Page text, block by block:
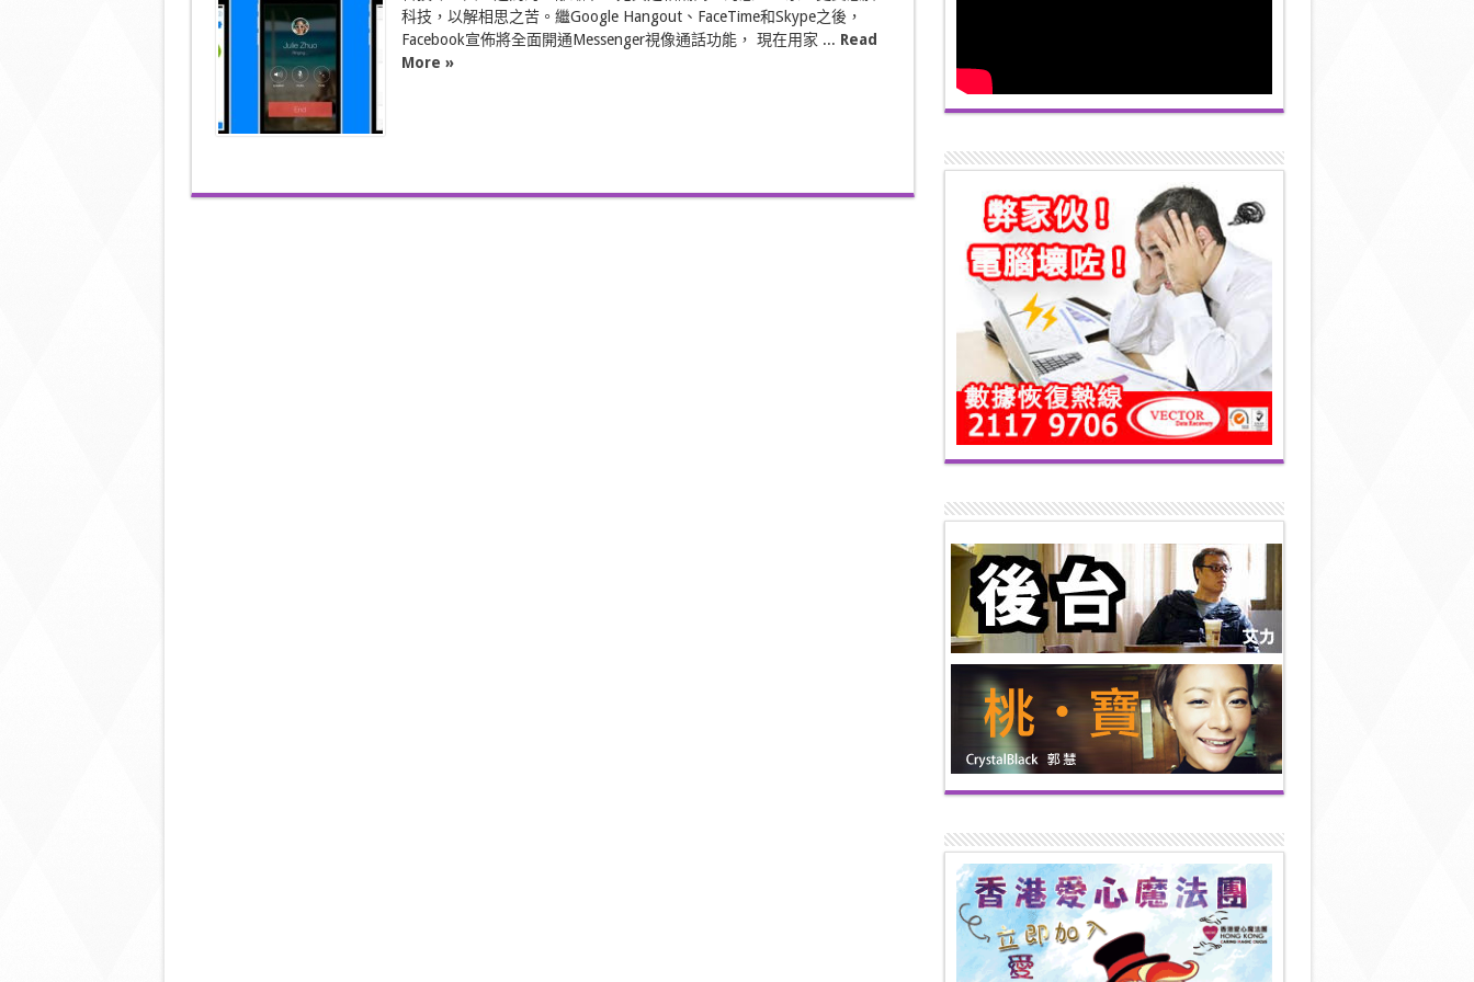
Messenger
保
持
視
像
通
話〉
科技，以解相思之苦。繼Google Hangout、FaceTime和Skype之後，
Facebook宣佈將全面開通Messenger視像通話功能， 現在用家 ... Read
More »